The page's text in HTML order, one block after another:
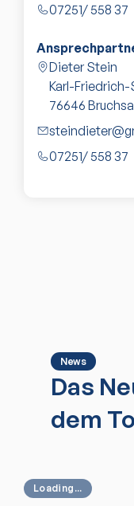
07251/ 558 37
Dieter Stein
Karl-Friedrich-
76646
07251/ 558 37
News
Das
dem
Loading...